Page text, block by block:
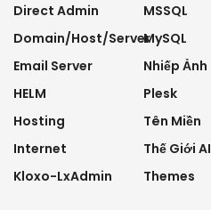
Direct Admin
Domain/Host/Server
Email Server
HELM
Hosting
Internet
Kloxo-LxAdmin
MSSQL
MySQL
Nhiếp Ảnh
Plesk
Tên Miền
Thế Giới AI
Themes